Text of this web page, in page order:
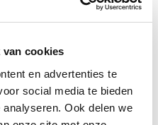
van cookies
en advertenties te
social media te bieden
Ook delen we
40121
spelen-om-coupe-